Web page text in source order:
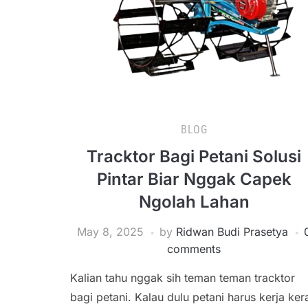
BLOG
Tracktor Bagi Petani Solusi
Pintar Biar Nggak Capek
Ngolah Lahan
May 8, 2025 by Ridwan Budi Prasetya
comments
Kalian tahu nggak sih teman teman tracktor
bagi petani. Kalau dulu petani harus kerja